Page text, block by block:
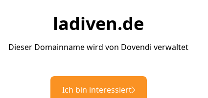
ladiven.de
Dieser Domainname wird von Dovendi verwaltet
Ich bin interessiert